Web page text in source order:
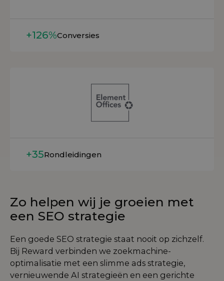
+126%Conversies
+35Rondleidingen
Zo helpen wij je groeien met
een SEO strategie
Een goede SEO strategie staat nooit op zichzelf.
Bij Reward verbinden we zoekmachine-
optimalisatie met een slimme ads strategie,
vernieuwende AI strategieën en een gerichte